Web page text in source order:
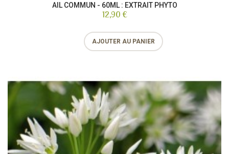
AIL COMMUN - 60ML : EXTRAIT PHYTO
12,90 €
AJOUTER AU PANIER